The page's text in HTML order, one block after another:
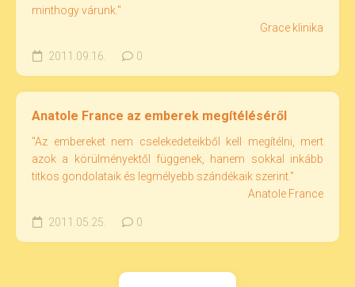
minthogy várunk."
Grace klinika
2011.09.16. 0
Anatole France az emberek megítéléséről
"Az embereket nem cselekedeteikből kell megítélni, mert
azok a körülményektől függenek, hanem sokkal inkább
titkos gondolataik és legmélyebb szándékaik szerint."
Anatole France
2011.05.25. 0